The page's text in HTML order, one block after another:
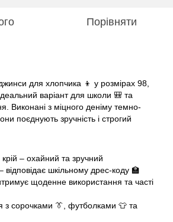
Порівняти
для хлопчика 👦 у розмірах 98,
варіант для школи 🎒 та
Виконані з міцного деніму темно-
поєднують зручність і строгий
– охайний та зручний
відповідає шкільному дрес-коду 🏫
щоденне використання та часті
з сорочками 👔, футболками 👕 та